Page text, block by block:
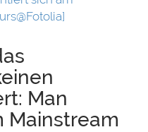
Man
Mainstream